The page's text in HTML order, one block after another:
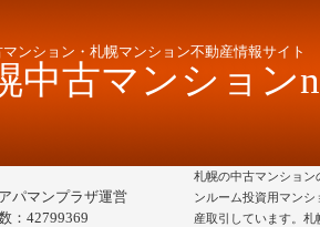
ンション・札幌マンション不動産情報サイト
中古マンション
パマンプラザ運営
：42799369
札幌の中古マンショ
ンルーム投資用マン
産取引しています。